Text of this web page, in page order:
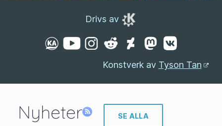
Drivs av
Konstverk av Tyson Tan
Nyheter SE ALLA